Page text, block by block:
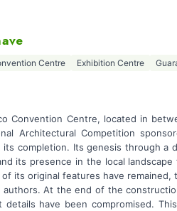
Centre Exhibition Centre
Convention Centre, located in
Architectural Competition
completion. Its genesis through a
its presence in the local
its original features have
authors. At the end of the
details have been compromised.